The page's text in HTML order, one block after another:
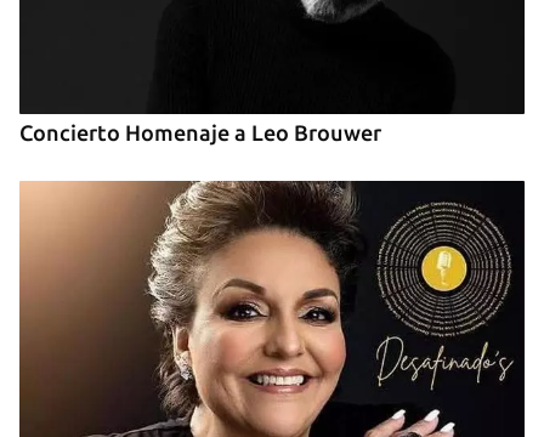
Concierto Homenaje a Leo Brouwer